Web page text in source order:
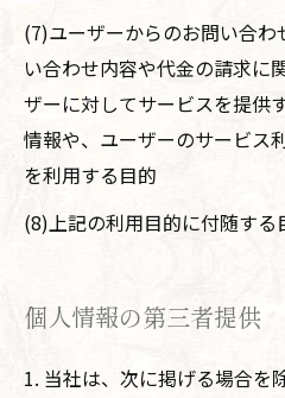
(7)ユーザーからのお問い合
い合わせ内容や代金の請求に
ザーに対してサービスを提供
情報や、ユーザーのサービス
を利用する目的
(8)上記の利用目的に付随する
個人情報の第三者提供
1. 当社は、次に掲げる場合を